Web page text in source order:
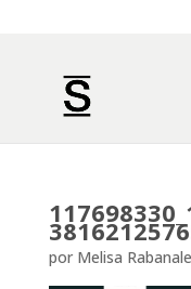
por Melisa